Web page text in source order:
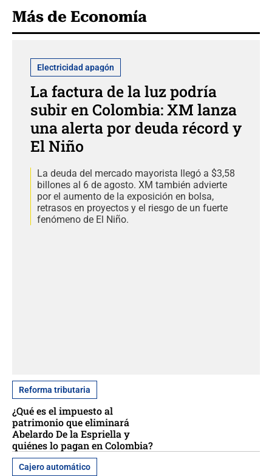
Más de Economía
Electricidad apagón
La factura de la luz podría
subir en Colombia: XM lanza
una alerta por deuda récord y
El Niño
La deuda del mercado mayorista llegó a $3,58
billones al 6 de agosto. XM también advierte
por el aumento de la exposición en bolsa,
retrasos en proyectos y el riesgo de un fuerte
fenómeno de El Niño.
Reforma tributaria
¿Qué es el impuesto al
patrimonio que eliminará
Abelardo De la Espriella y
quiénes lo pagan en Colombia?
Cajero automático